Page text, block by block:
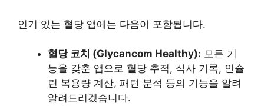
인기 있는 혈당 앱에는 다음이 포함됩니다.
혈당 코치 (Glycancom Healthy): 모든 기
능을 갖춘 앱으로 혈당 추적, 식사 기록, 인슐
린 복용량 계산, 패턴 분석 등의 기능을 알려
알려드리겠습니다.